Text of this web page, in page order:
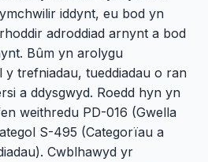
iddynt, eu bod yn
adroddiad arnynt a bod
Bûm yn arolygu
y trefniadau, tueddiadau o ran
a ddysgwyd. Roedd hyn yn
weithredu PD-016 (Gwella
S-495 (Categorïau a
Cwblhawyd yr